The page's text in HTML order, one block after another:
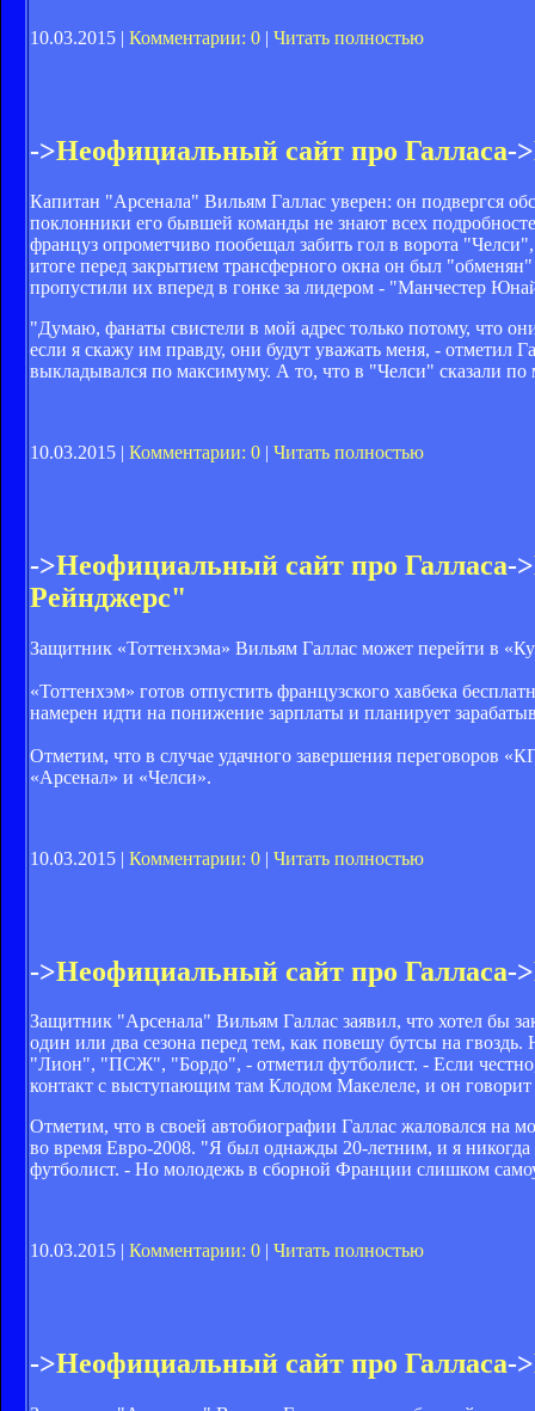
10.03.2015 | Комментарии: 0 | Читать полностью
->Неофициальный сайт про Галласа->
Капитан "Арсенала" Вильям Галлас уверен: он подвергся
поклонники его бывшей команды не знают всех
француз опрометчиво пообещал забить гол в ворота
итоге перед закрытием трансферного окна он был
пропустили их вперед в гонке за лидером - "Манчестер
"Думаю, фанаты свистели в мой адрес только потому, что
если я скажу им правду, они будут уважать меня, - отметил
выкладывался по максимуму. А то, что в "Челси" сказали по
10.03.2015 | Комментарии: 0 | Читать полностью
->Неофициальный сайт про Галласа->
Рейнджерс"
Защитник «Тоттенхэма» Вильям Галлас может перейти в
«Тоттенхэм» готов отпустить французского хавбека
намерен идти на понижение зарплаты и планирует
Отметим, что в случае удачного завершения переговоров
«Арсенал» и «Челси».
10.03.2015 | Комментарии: 0 | Читать полностью
->Неофициальный сайт про Галласа->
Защитник "Арсенала" Вильям Галлас заявил, что хотел бы
один или два сезона перед тем, как повешу бутсы на
"Лион", "ПСЖ", "Бордо", - отметил футболист. - Если
контакт с выступающим там Клодом Макелеле, и он
Отметим, что в своей автобиографии Галлас жаловался на
во время Евро-2008. "Я был однажды 20-летним, и я никогда
футболист. - Но молодежь в сборной Франции слишком
10.03.2015 | Комментарии: 0 Читать полностью
->Неофициальный сайт про Галласа->